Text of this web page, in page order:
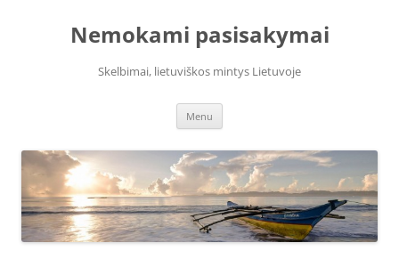
Nemokami pasisakymai
Skelbimai, lietuviškos mintys Lietuvoje
Menu